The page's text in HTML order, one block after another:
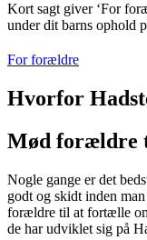
Kort sagt giver ‘For
under dit barns ophold
For forældre
Hvorfor
Mød forældre
Nogle gange er det
godt og skidt inden
forældre til at fortælle
de har udviklet sig på